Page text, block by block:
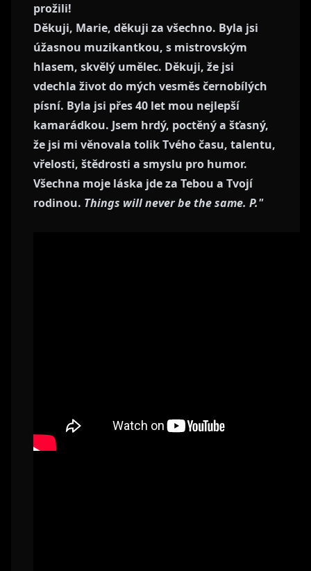
prožili!
Děkuji, Marie, děkuji za všechno. Byla jsi
úžasnou muzikantkou, s mistrovským
hlasem, skvělý umělec. Děkuji, že jsi
vdechla život do mých vesměs černobílých
písní. Byla jsi přes 40 let mou nejlepší
kamarádkou. Jsem hrdý, poctěný a šťasný,
že jsi mi věnovala tolik Tvého času, talentu,
vřelosti, štědrosti a smyslu pro humor.
Všechna moje láska jde za Tebou a Tvojí
rodinou. Things will never be the same. P."